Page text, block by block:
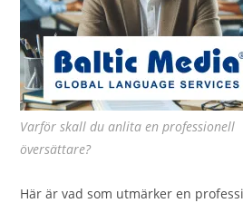
Varför skall du anlita en professionell
översättare?
Här är vad som utmärker en